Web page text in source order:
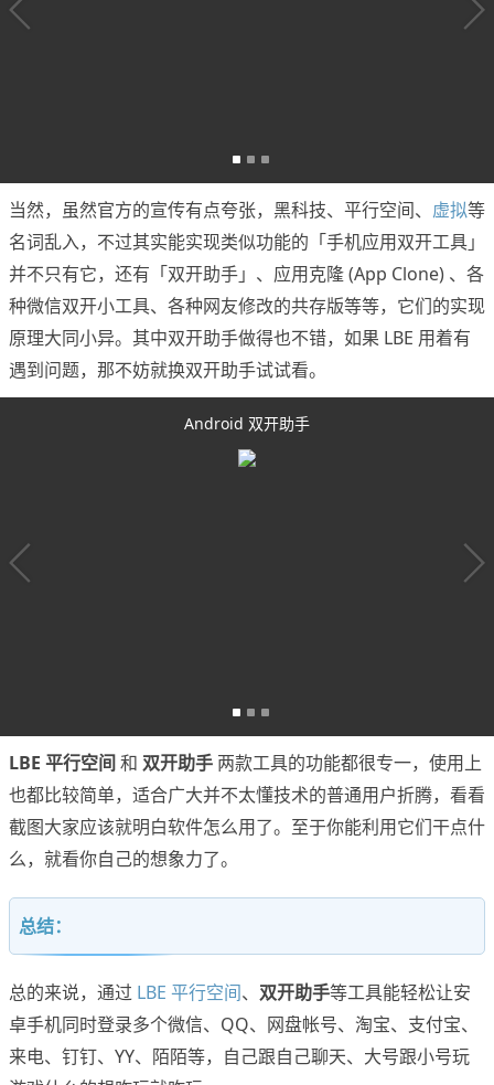
当然，虽然官方的宣传有点夸张，黑科技、平行空间、 虚拟等
名词乱入，不过其实能实现类似功能的「手机应用双开工具」
并不只有它，还有「双开助手」、应用克隆 (App Clone) 、各
种微信双开小工具、各种网友修改的共存版等等，它们的实现
原理大同小异。其中双开助手做得也不错，如果 LBE 用着有
遇到问题，那不妨就换双开助手试试看。
Android 双开助手
LBE 平行空间 和 双开助手 两款工具的功能都很专一，使用上
也都比较简单，适合广大并不太懂技术的普通用户折腾，看看
截图大家应该就明白软件怎么用了。至于你能利用它们干点什
么，就看你自己的想象力了。
总结：
总的来说，通过 LBE 平行空间、 双开助手等工具能轻松让安
卓手机同时登录多个微信、QQ、网盘帐号、淘宝、支付宝、
来电、钉钉、YY、陌陌等，自己跟自己聊天、大号跟小号玩